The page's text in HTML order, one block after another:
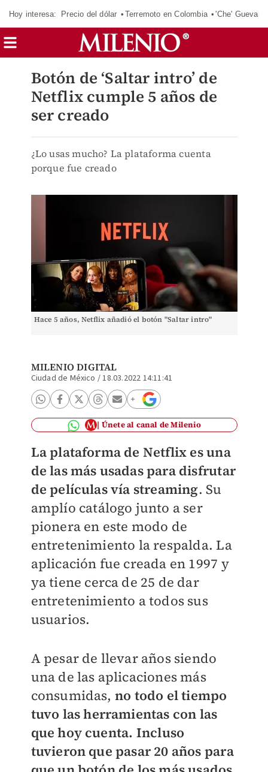
Hoy interesa: Precio del dólar Terremoto en Colombia 'Che' Guevara
Botón de ‘Saltar intro’ de
Netflix cumple 5 años de
ser creado
¿Lo usas mucho? La plataforma cuenta
porque fue creado
Hace 5 años, Netflix añadió el botón "Saltar intro"
MILENIO DIGITAL
Ciudad de México /18.03.2022 14:11:41
Únete al canal de Milenio
La plataforma de Netflix es una
de las más usadas para disfrutar
de películas vía streaming. Su
amplío catálogo junto a ser
pionera en este modo de
entretenimiento la respalda.La
aplicación fue creada en 1997 y
ya tiene cerca de 25 de dar
entretenimiento a todos sus
usuarios.
A pesar de llevar años siendo
una de las aplicaciones más
consumidas, no todo el tiempo
tuvo las herramientas con las
que hoy cuenta. Incluso
tuvieron que pasar 20 años para